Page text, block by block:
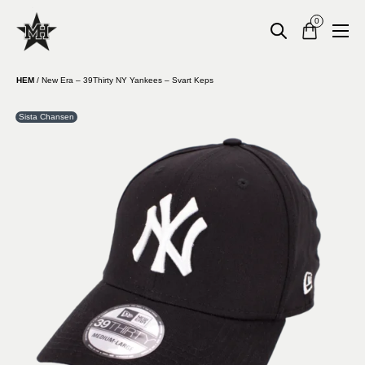
0
HEM / New Era – 39Thirty NY Yankees – Svart Keps
Sista Chansen